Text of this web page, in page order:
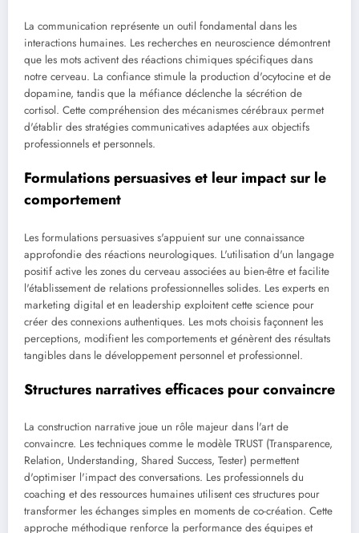
La communication représente un outil fondamental dans les
interactions humaines. Les recherches en neuroscience démontrent
que les mots activent des réactions chimiques spécifiques dans
notre cerveau. La confiance stimule la production d'ocytocine et de
dopamine, tandis que la méfiance déclenche la sécrétion de
cortisol. Cette compréhension des mécanismes cérébraux permet
d'établir des stratégies communicatives adaptées aux objectifs
professionnels et personnels.
Formulations persuasives et leur impact sur le
comportement
Les formulations persuasives s'appuient sur une connaissance
approfondie des réactions neurologiques. L'utilisation d'un langage
positif active les zones du cerveau associées au bien-être et facilite
l'établissement de relations professionnelles solides. Les experts en
marketing digital et en leadership exploitent cette science pour
créer des connexions authentiques. Les mots choisis façonnent les
perceptions, modifient les comportements et génèrent des résultats
tangibles dans le développement personnel et professionnel.
Structures narratives efficaces pour convaincre
La construction narrative joue un rôle majeur dans l'art de
convaincre. Les techniques comme le modèle TRUST (Transparence,
Relation, Understanding, Shared Success, Tester) permettent
d'optimiser l'impact des conversations. Les professionnels du
coaching et des ressources humaines utilisent ces structures pour
transformer les échanges simples en moments de co-création. Cette
approche méthodique renforce la performance des équipes et